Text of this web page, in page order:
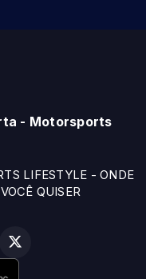
- Motorsports
LIFESTYLE - ONDE
QUISER